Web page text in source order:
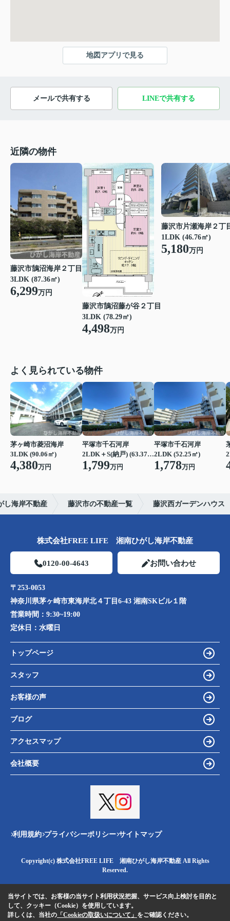
地図アプリで見る
メールで共有する LINEで共有する
近隣の物件
藤沢市鵠沼海岸２丁目
3LDK (87.36㎡)
6,299万円
藤沢市鵠沼藤が谷２丁目
3LDK (78.29㎡)
4,498万円
藤沢市片瀬海岸２丁
1LDK (46.76㎡)
5,180万円
よく見られている物件
茅ヶ崎市菱沼海岸
3LDK (90.06㎡)
4,380万円
平塚市千石河岸
2LDK＋S(納戸) (63.37㎡)
1,799万円
平塚市千石河岸
2LDK (52.25㎡)
1,778万円
し海岸不動産 藤沢市の不動産一覧 藤沢西ガーデンハウス
株式会社FREE LIFE 湘南ひがし海岸不動産
0120-00-4643 お問い合わせ
〒253-0053
神奈川県茅ヶ崎市東海岸北４丁目6-43 湘南SKビル１階
営業時間： 9:30~19:00
定休日： 水曜日
トップページ
スタッフ
お客様の声
ブログ
アクセスマップ
会社概要
利用規約 プライバシーポリシー サイトマップ
Copyright(c) 株式会社FREE LIFE 湘南ひがし海岸不動産 All Rights
Reserved.
当サイトでは、お客様の当サイト利用状況把握、サービス向上検討を目的と
して、クッキー（Cookie）を使用しています。
詳しくは、当社の 「Cookieの取扱いについて」 をご確認ください。